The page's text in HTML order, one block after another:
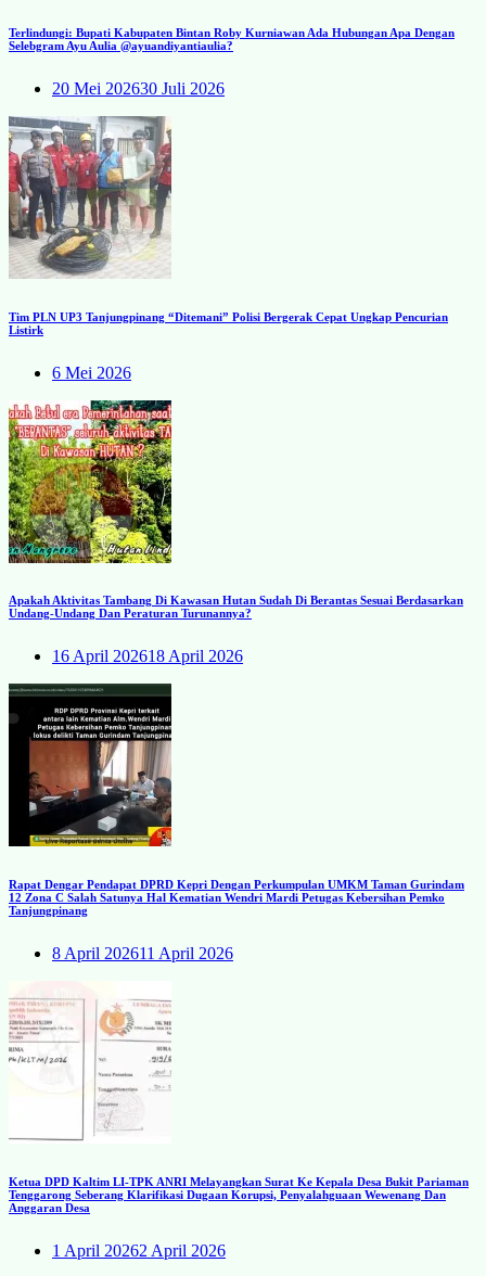
Terlindungi: Bupati Kabupaten Bintan Roby Kurniawan Ada Hubungan Apa Dengan
Selebgram Ayu Aulia @ayuandiyantiaulia?
20 Mei 202630 Juli 2026
Tim PLN UP3 Tanjungpinang “Ditemani” Polisi Bergerak Cepat Ungkap Pencurian
Listirk
6 Mei 2026
Apakah Aktivitas Tambang Di Kawasan Hutan Sudah Di Berantas Sesuai Berdasarkan
Undang-Undang Dan Peraturan Turunannya?
16 April 202618 April 2026
Rapat Dengar Pendapat DPRD Kepri Dengan Perkumpulan UMKM Taman Gurindam
12 Zona C Salah Satunya Hal Kematian Wendri Mardi Petugas Kebersihan Pemko
Tanjungpinang
8 April 202611 April 2026
Ketua DPD Kaltim LI-TPK ANRI Melayangkan Surat Ke Kepala Desa Bukit Pariaman
Tenggarong Seberang Klarifikasi Dugaan Korupsi, Penyalahguaan Wewenang Dan
Anggaran Desa
1 April 20262 April 2026